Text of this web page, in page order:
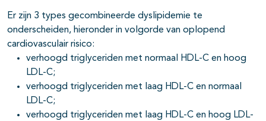
Er zijn 3 types gecombineerde dyslipidemie te
onderscheiden, hieronder in volgorde van oplopend
cardiovasculair risico:
verhoogd triglyceriden met normaal HDL-C en hoog
LDL-C;
verhoogd triglyceriden met laag HDL-C en normaal
LDL-C;
verhoogd triglyceriden met laag HDL-C en hoog LDL-